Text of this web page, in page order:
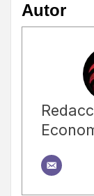
Autor